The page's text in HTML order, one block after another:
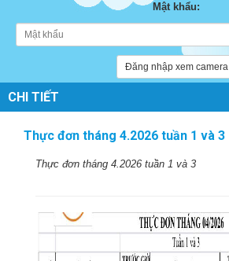
Mật khẩu:
Đăng nhập xem camera
CHI TIẾT
Thực đơn tháng 4.2026 tuần 1 và 3
Thực đơn tháng 4.2026 tuần 1 và 3